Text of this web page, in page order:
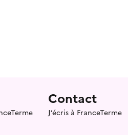
Contact
J’écris à FranceTerme